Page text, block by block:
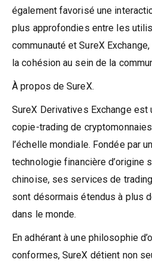
également favorisé une
plus approfondies entre les
communauté et SureX
la cohésion au sein de la
À propos de SureX.
SureX Derivatives Exchange
copie-trading de
l’échelle mondiale. Fondée par
technologie financière d’origine
chinoise, ses services de
sont désormais étendus à plus
dans le monde.
En adhérant à une philosophie
conformes, SureX détient non